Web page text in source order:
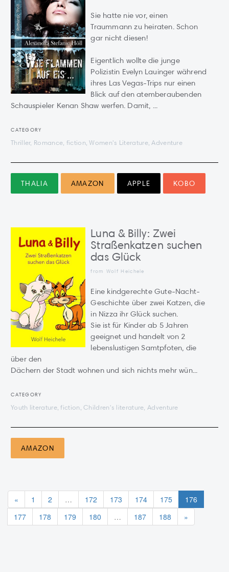
Sie hatte nie vor, einen
Traummann zu heiraten. Schon
gar nicht diesen!
Eigentlich wollte die junge
Polizistin Evelyn Lauinger während
ihres Las Vegas-Trips nur einen
Blick auf den atemberaubenden
Schauspieler Kenan Shaw werfen. Damit, ...
CATEGORY
Thriller, Romance, fiction, Women's Literature, Adventure
THALIA AMAZON APPLE KOBO
Luna & Billy: Zwei
Straßenkatzen suchen
das Glück
from Wolf Heichele
Eine kindgerechte Gute-Nacht-
Geschichte über zwei Katzen, die
in Nizza ihr Glück suchen.
Sie ist für Kinder ab 5 Jahren
geeignet und handelt von 2
lebenslustigen Samtpfoten, die
über den
Dächern der Stadt wohnen und sich nichts mehr wün...
CATEGORY
Youth literature, fiction, Children's literature, Adventure
AMAZON
« 1 2 … 172 173 174 175
176
177
178 179 180 … 187 188 »